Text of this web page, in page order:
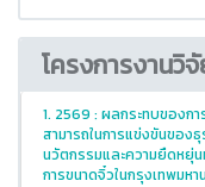
โครงการงานวิ
1. 2569 : ผลกระทบของก
สามารถในการแข่งขันของ
นวัตกรรมและความยืดหยุ่
การขนาดจิ๋วในกรุงเทพมห